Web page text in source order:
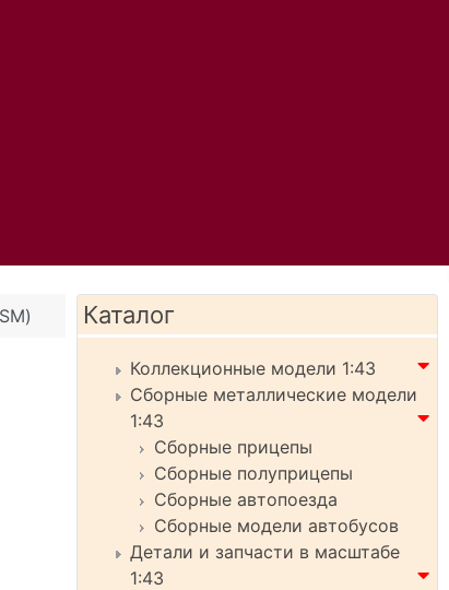
Каталог
Коллекционные модели 1:43
Сборные металлические модели
1:43
Сборные прицепы
Сборные полуприцепы
Сборные автопоезда
Сборные модели автобусов
Детали и запчасти в масштабе
1:43